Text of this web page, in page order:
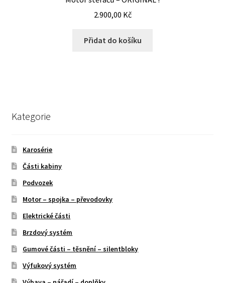
2.900,00 Kč
Přidat do košíku
Kategorie
Karosérie
Části kabiny
Podvozek
Motor – spojka – převodovky
Elektrické části
Brzdový systém
Gumové části – těsnění – silentbloky
Výfukový systém